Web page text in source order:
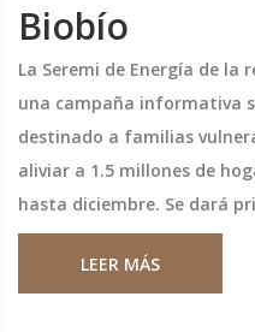
Biobío
La Seremi de Energía de la
una campaña informativa
destinado a familias
aliviar a 1.5 millones de
hasta diciembre. Se dará
necesidad, incluyendo
personas mayores.
LEER MÁS